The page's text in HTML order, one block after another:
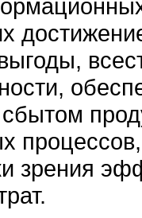
зрения